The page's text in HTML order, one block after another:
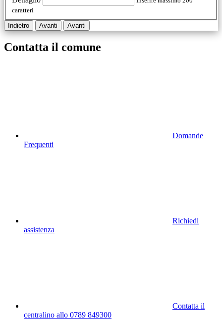
caratteri
Indietro Avanti Avanti
Contatta il comune
Domande
Frequenti
Richiedi
assistenza
Contatta il
centralino allo 0789 849300